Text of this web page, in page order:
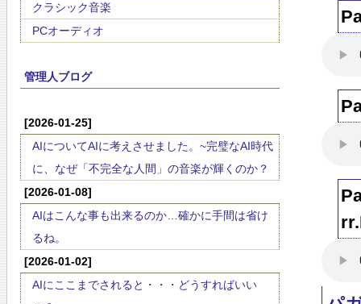
クラシック音楽
PCオーディオ
管理人ブログ
[2026-01-25]
AIについてAIに考えさせました。~完璧なAI時代
に、なぜ「不完全な人間」の音楽が輝くのか？
[2026-01-08]
AIはこんな事も出来るのか…確かに手間は省け
るね。
[2026-01-02]
AIにここまでされると・・・どうすればいい